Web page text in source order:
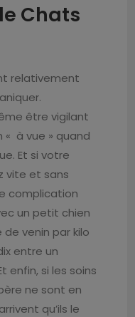
Chats
relativement
être vigilant
à vue » quand
Et si votre
vite et sans
complication
un petit chien
de venin par kilo
entre un
enfin, si les soins
ne sont en
qu’ils le